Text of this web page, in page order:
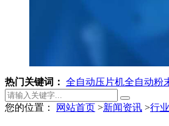
热门关键词： 全自动压片机全自动粉
您的位置： 网站首页 >新闻资讯 >行